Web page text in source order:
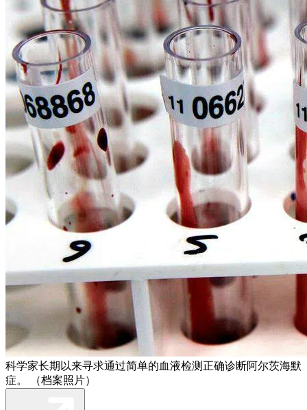
科学家长期以来寻求通过简单的血液检测正确诊断阿尔茨海默
症。 （档案照片）